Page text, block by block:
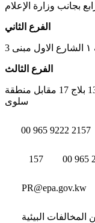
بجانب وزارة الإعلام
الفرع الثاني
الفرع الثالث
شاطئ انجفة - شارع التعاون - قطعه 13 بلاج 17 مقابل منطقة
سلوى
00 965 9222 2157
157 00 965
PR@epa.gov.kw
البيئية